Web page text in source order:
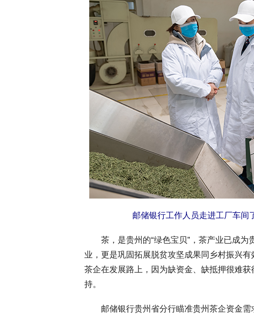
邮储银行工作人员走进工厂车间
茶，是贵州的“绿色宝贝”，茶产业已成为
业，更是巩固拓展脱贫攻坚成果同乡村振兴
茶企在发展路上，因为缺资金、缺抵押很难
持。
邮储银行贵州省分行瞄准贵州茶企资金需